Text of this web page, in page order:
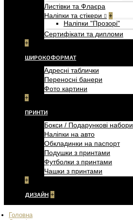
Листівки та Флаєра
Наліпки та стікери
+
Наліпки "Прозорі"
Сертифікати та дипломи
+
ШИРОКОФОРМАТ
Адресні таблички
Переносні банери
Фото картини
+
ПРИНТИ
Бокси / Подарункові набори
Наліпки на авто
Обкладинки на паспорт
Подушки з принтами
Футболки з принтами
Чашки з принтами
+
ДИЗАЙН +
Головна